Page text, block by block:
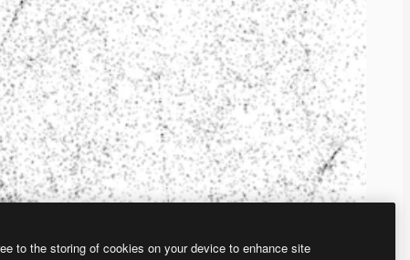
to the storing of cookies on your device to enhance site